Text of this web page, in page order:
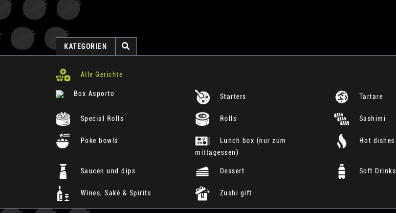
KATEGORIEN
Alle Gerichte
Box Asporto Starters Tartare
Special Rolls Rolls Sashimi
Poke bowls
Lunch box (nur zum
mittagessen)
Hot dishes
Saucen und dips Dessert Soft Drinks
Wines, Sakè & Spirits Zushi gift